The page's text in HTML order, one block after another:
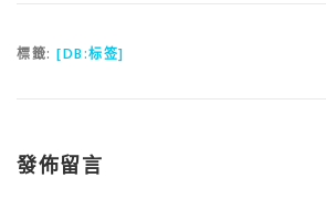
標籤: [DB:标签]
發佈留言